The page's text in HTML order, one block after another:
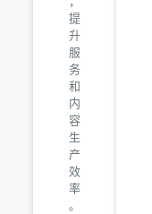
提
升
服
务
和
内
容
生
产
效
率
。